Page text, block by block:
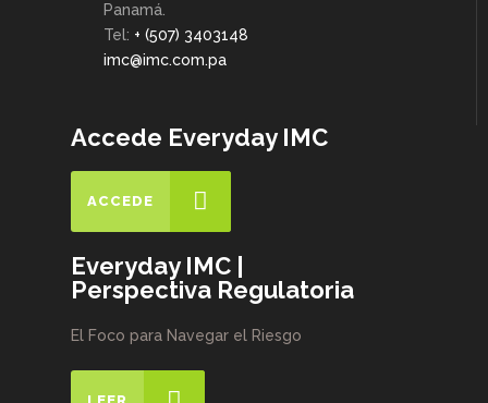
Panamá.
Tel: + (507) 3403148
imc@imc.com.pa
Accede Everyday IMC
ACCEDE
Everyday IMC |
Perspectiva Regulatoria
El Foco para Navegar el Riesgo